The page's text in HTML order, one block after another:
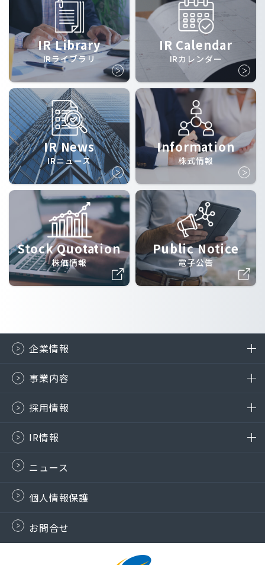
IR Library
IRライブラリ
IR Calendar
IRカレンダー
IR News
IRニュース
Information
株式情報
Stock Quotation
株価情報
Public Notice
電子公告
企業情報
事業内容
採用情報
IR情報
ニュース
個人情報保護
お問合せ